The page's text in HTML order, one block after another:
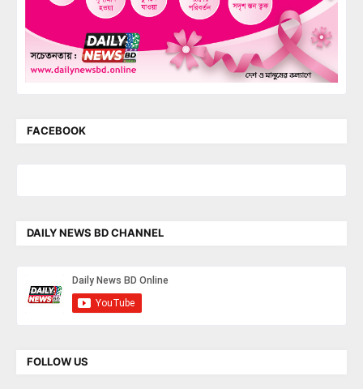
FACEBOOK
DAILY NEWS BD CHANNEL
FOLLOW US